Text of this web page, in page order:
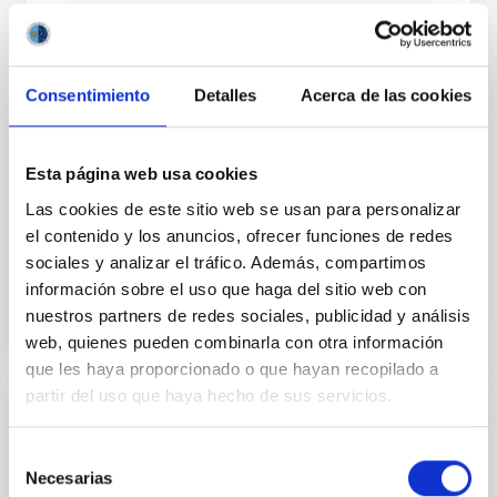
Consentimiento Detalles Acerca de las cookies
Esta página web usa cookies
Las cookies de este sitio web se usan para personalizar
el contenido y los anuncios, ofrecer funciones de redes
sociales y analizar el tráfico. Además, compartimos
información sobre el uso que haga del sitio web con
nuestros partners de redes sociales, publicidad y análisis
web, quienes pueden combinarla con otra información
que les haya proporcionado o que hayan recopilado a
partir del uso que haya hecho de sus servicios.
Necesarias
Acuerdo de explotación científica de los
telescopios William Herschel e Isaac
Newton entre el Instituto de Astrofísica de
Canarias (IAC) y Science and Technology
Organisatie voor Wetenschappelijk
Onderzoek (NWO)
In force
Acuerdo para la instalación del Telescopio
Observatorio del Roque de los Muchachos